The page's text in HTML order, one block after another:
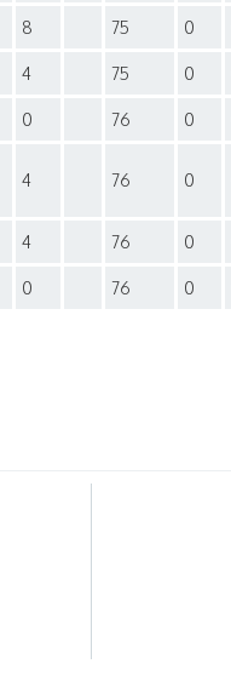
8 75 0
4 75 0
0 76 0
4 76 0
4 76 0
0 76 0